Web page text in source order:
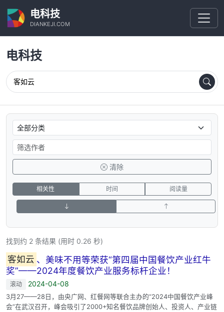
电科技
DIANKEJI.COM
电科技
清除
相关性 时间 阅读量
找到约 2 条结果 (用时 0.26 秒)
客如云 、美味不用等荣获“第四届中国餐饮产业红牛
奖”——2024年度餐饮产业服务标杆企业！
滚动 2024-04-08
3月27——28日，由央广网、红餐网等联合主办的“2024中国餐饮产业峰
会”在武汉召开，峰会吸引了2000+知名餐饮品牌创始人、投资人、产业链